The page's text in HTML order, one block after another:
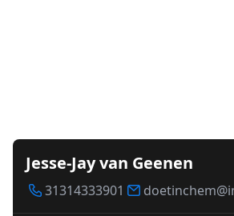
Jesse-Jay van Geenen
31314333901